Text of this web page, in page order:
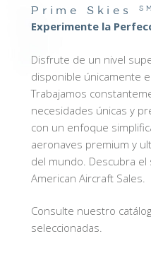
Prime Skies
Experimente la
Disfrute de un nivel
disponible únicamente
Trabajamos
necesidades únicas y
con un enfoque
aeronaves premium y
del mundo. Descubra el
American Aircraft Sales.
Consulte nuestro
seleccionadas.